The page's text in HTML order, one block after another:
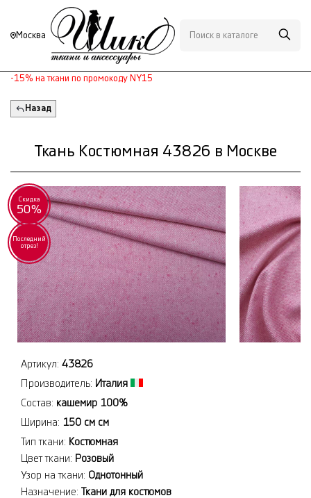
Москва
-15% на ткани по промокоду NY15
Назад
Ткань Костюмная 43826 в Москве
Скидка
50%
Последний
отрез!
Артикул: 43826
Производитель: Италия
Состав: кашемир 100%
Ширина: 150 см см
Тип ткани: Костюмная
Цвет ткани: Розовый
Узор на ткани: Однотонный
Назначение: Ткани для костюмов